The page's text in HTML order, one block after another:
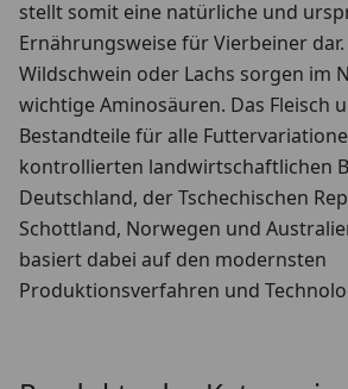
stellt somit eine natürliche und
Ernährungsweise für Vierbeiner dar.
Wildschwein oder Lachs sorgen im
wichtige Aminosäuren. Das Fleisch
Bestandteile für alle
kontrollierten landwirtschaftlichen
Deutschland, der Tschechischen
Schottland, Norwegen und
basiert dabei auf den modernsten
Produktionsverfahren und